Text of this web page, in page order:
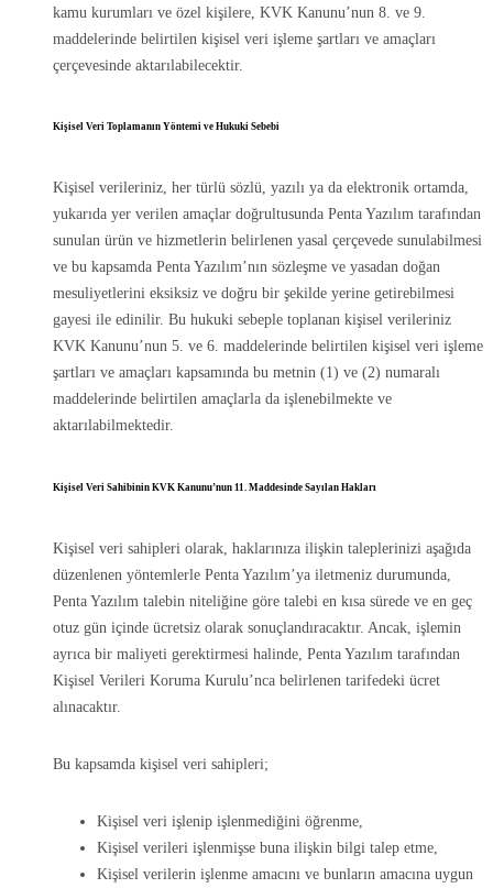
kamu kurumları ve özel kişilere, KVK Kanunu’nun 8. ve 9.
maddelerinde belirtilen kişisel veri işleme şartları ve amaçları
çerçevesinde aktarılabilecektir.
Kişisel Veri Toplamanın Yöntemi ve Hukuki Sebebi
Kişisel verileriniz, her türlü sözlü, yazılı ya da elektronik ortamda,
yukarıda yer verilen amaçlar doğrultusunda Penta Yazılım tarafından
sunulan ürün ve hizmetlerin belirlenen yasal çerçevede sunulabilmesi
ve bu kapsamda Penta Yazılım’nın sözleşme ve yasadan doğan
mesuliyetlerini eksiksiz ve doğru bir şekilde yerine getirebilmesi
gayesi ile edinilir. Bu hukuki sebeple toplanan kişisel verileriniz
KVK Kanunu’nun 5. ve 6. maddelerinde belirtilen kişisel veri işleme
şartları ve amaçları kapsamında bu metnin (1) ve (2) numaralı
maddelerinde belirtilen amaçlarla da işlenebilmekte ve
aktarılabilmektedir.
Kişisel Veri Sahibinin KVK Kanunu’nun 11. Maddesinde Sayılan Hakları
Kişisel veri sahipleri olarak, haklarınıza ilişkin taleplerinizi aşağıda
düzenlenen yöntemlerle Penta Yazılım’ya iletmeniz durumunda,
Penta Yazılım talebin niteliğine göre talebi en kısa sürede ve en geç
otuz gün içinde ücretsiz olarak sonuçlandıracaktır. Ancak, işlemin
ayrıca bir maliyeti gerektirmesi halinde, Penta Yazılım tarafından
Kişisel Verileri Koruma Kurulu’nca belirlenen tarifedeki ücret
alınacaktır.
Bu kapsamda kişisel veri sahipleri;
Kişisel veri işlenip işlenmediğini öğrenme,
Kişisel verileri işlenmişse buna ilişkin bilgi talep etme,
Kişisel verilerin işlenme amacını ve bunların amacına uygun